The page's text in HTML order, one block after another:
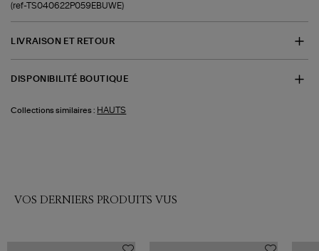
(ref-TS040622P059EBUWE)
LIVRAISON ET RETOUR
DISPONIBILITÉ BOUTIQUE
Collections similaires : HAUTS
VOS DERNIERS PRODUITS VUS